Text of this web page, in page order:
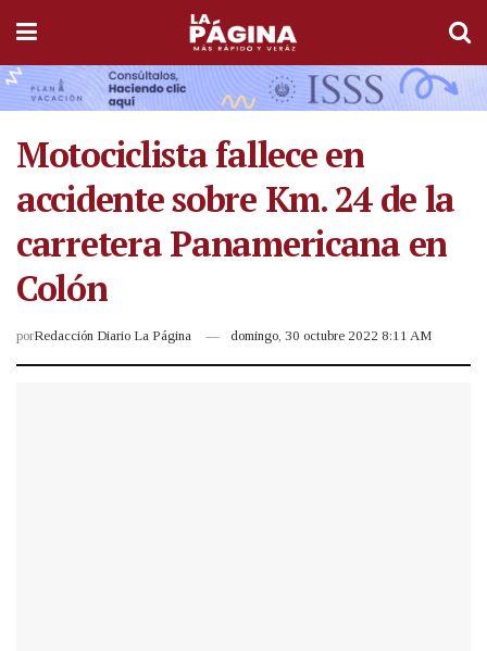
Motociclista fallece en
accidente sobre Km. 24 de la
carretera Panamericana en
Colón
porRedacción Diario La Página domingo, 30 octubre 2022 8:11 AM